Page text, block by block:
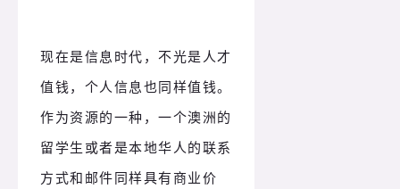
现在是信息时代，不光是人才
值钱，个人信息也同样值钱。
作为资源的一种，一个澳洲的
留学生或者是本地华人的联系
方式和邮件同样具有商业价